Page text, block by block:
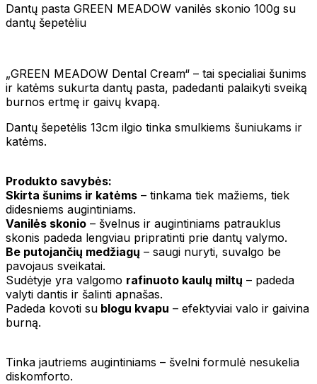
Dantų pasta GREEN MEADOW vanilės skonio 100g su
dantų šepetėliu
„GREEN MEADOW Dental Cream“ – tai specialiai šunims
ir katėms sukurta dantų pasta, padedanti palaikyti sveiką
burnos ertmę ir gaivų kvapą.
Dantų šepetėlis 13cm ilgio tinka smulkiems šuniukams ir
katėms.
Produkto savybės:
Skirta šunims ir katėms – tinkama tiek mažiems, tiek
didesniems augintiniams.
Vanilės skonio – švelnus ir augintiniams patrauklus
skonis padeda lengviau pripratinti prie dantų valymo.
Be putojančių medžiagų – saugi nuryti, suvalgo be
pavojaus sveikatai.
Sudėtyje yra valgomo rafinuoto kaulų miltų – padeda
valyti dantis ir šalinti apnašas.
Padeda kovoti su blogu kvapu – efektyviai valo ir gaivina
burną.
Tinka jautriems augintiniams – švelni formulė nesukelia
diskomforto.